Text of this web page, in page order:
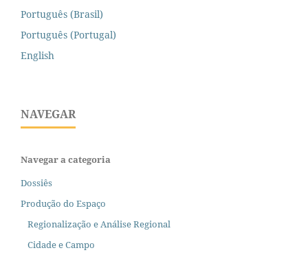
Português (Brasil)
Português (Portugal)
English
NAVEGAR
Navegar a categoria
Dossiês
Produção do Espaço
Regionalização e Análise Regional
Cidade e Campo